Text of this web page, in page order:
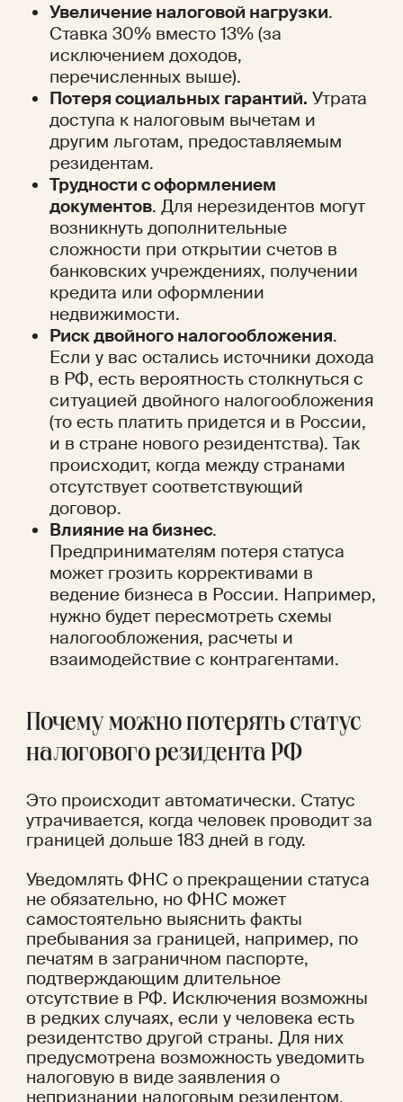
Увеличение налоговой нагрузки.
Ставка 30% вместо 13% (за
исключением доходов,
перечисленных выше).
Потеря социальных гарантий. Утрата
доступа к налоговым вычетам и
другим льготам, предоставляемым
резидентам.
Трудности с оформлением
документов. Для нерезидентов могут
возникнуть дополнительные
сложности при открытии счетов в
банковских учреждениях, получении
кредита или оформлении
недвижимости.
Риск двойного налогообложения.
Если у вас остались источники дохода
в РФ, есть вероятность столкнуться с
ситуацией двойного налогообложения
(то есть платить придется и в России,
и в стране нового резидентства). Так
происходит, когда между странами
отсутствует соответствующий
договор.
Влияние на бизнес.
Предпринимателям потеря статуса
может грозить коррективами в
ведение бизнеса в России. Например,
нужно будет пересмотреть схемы
налогообложения, расчеты и
взаимодействие с контрагентами.
Почему можно потерять статус
налогового резидента РФ
Это происходит автоматически. Статус
утрачивается, когда человек проводит за
границей дольше 183 дней в году.
Уведомлять ФНС о прекращении статуса
не обязательно, но ФНС может
самостоятельно выяснить факты
пребывания за границей, например, по
печатям в заграничном паспорте,
подтверждающим длительное
отсутствие в РФ. Исключения возможны
в редких случаях, если у человека есть
резидентство другой страны. Для них
предусмотрена возможность уведомить
налоговую в виде заявления о
непризнании налоговым резидентом.